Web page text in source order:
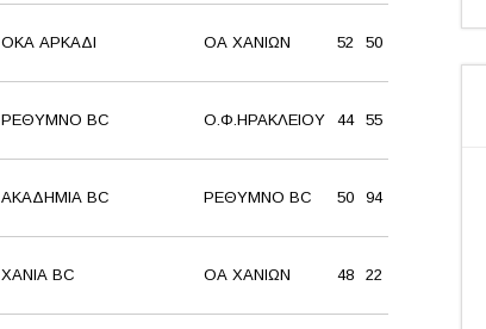
ΟΚΑ ΑΡΚΑΔΙ ΟΑ ΧΑΝΙΩΝ 52 50
ΡΕΘΥΜΝΟ BC Ο.Φ.ΗΡΑΚΛΕΙΟΥ 44 55
ΑΚΑΔΗΜΙΑ BC ΡΕΘΥΜΝΟ BC 50 94
ΧΑΝΙΑ BC ΟΑ ΧΑΝΙΩΝ 48 22